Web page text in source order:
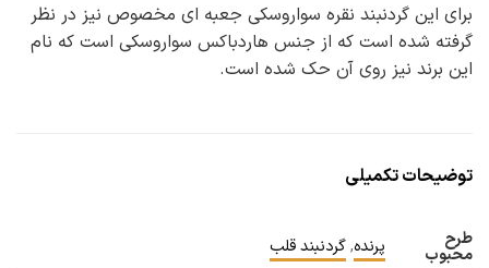
برای این گردنبند نقره سواروسکی جعبه ای مخصوص نیز در نظر
گرفته شده است که از جنس هاردباکس سواروسکی است که نام
این برند نیز روی آن حک شده است.
توضیحات تکمیلی
طرح
محبوب پرنده,گردنبند قلب